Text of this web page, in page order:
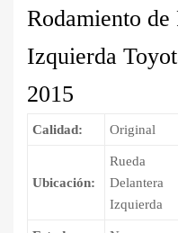
Rodamiento de
Izquierda
2015
Calidad: Original
Ubicación:
Rueda
Delantera
Izquierda